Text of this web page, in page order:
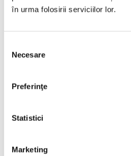
în urma folosirii serviciilor lor.
consimțământului
Necesare
Preferinţe
Statistici
Marketing
Management și Leadership
Marketing
Microsoft Office
Resurse Umane
Vânzări și negocieri